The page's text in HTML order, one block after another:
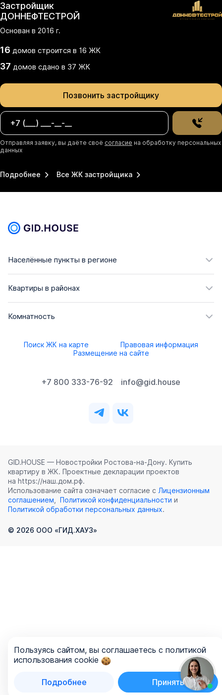
Застройщик
ДОННЕФТЕСТРОЙ
Основан в 2016 г.
16 домов строится в 16 ЖК
37 домов сдано в 37 ЖК
Позвонить застройщику
Отправляя заявку, вы даёте своё согласие на обработку персональных
данных
Подробнее Все ЖК застройщика
Населённые пункты в регионе
Квартиры в районах
Комнатность
Поиск ЖК на карте
Правовая информация
Размещение на сайте
+7 800 333-76-92 info@gid.house
GID.HOUSE — Новостройки Ростова‑на‑Дону. Купить
квартиру в ЖК. Проектные декларации проектов
на https://наш.дом.рф.
Использование сайта означает согласие с Лицензионным
соглашением
Политикой конфиденциальности и
Политикой обработки персональных данных.
© 2026 ООО «ГИД.ХАУЗ»
Пользуясь сайтом, вы соглашаетесь с политикой
использования cookie
Подробнее Принять